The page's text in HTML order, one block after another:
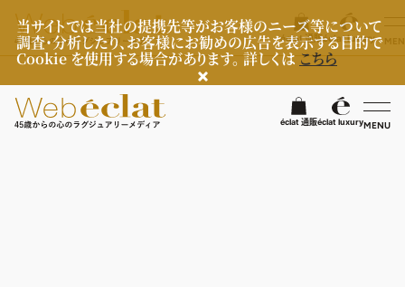
当サイトでは当社の提携先等がお客様のニーズ等について
調査・分析したり、お客様にお勧めの広告を表示する目的で
Cookie を使用する場合があります。 詳しくはこちら
éclat 通販éclat luxuryMENU検
éclat 通販éclat luxury